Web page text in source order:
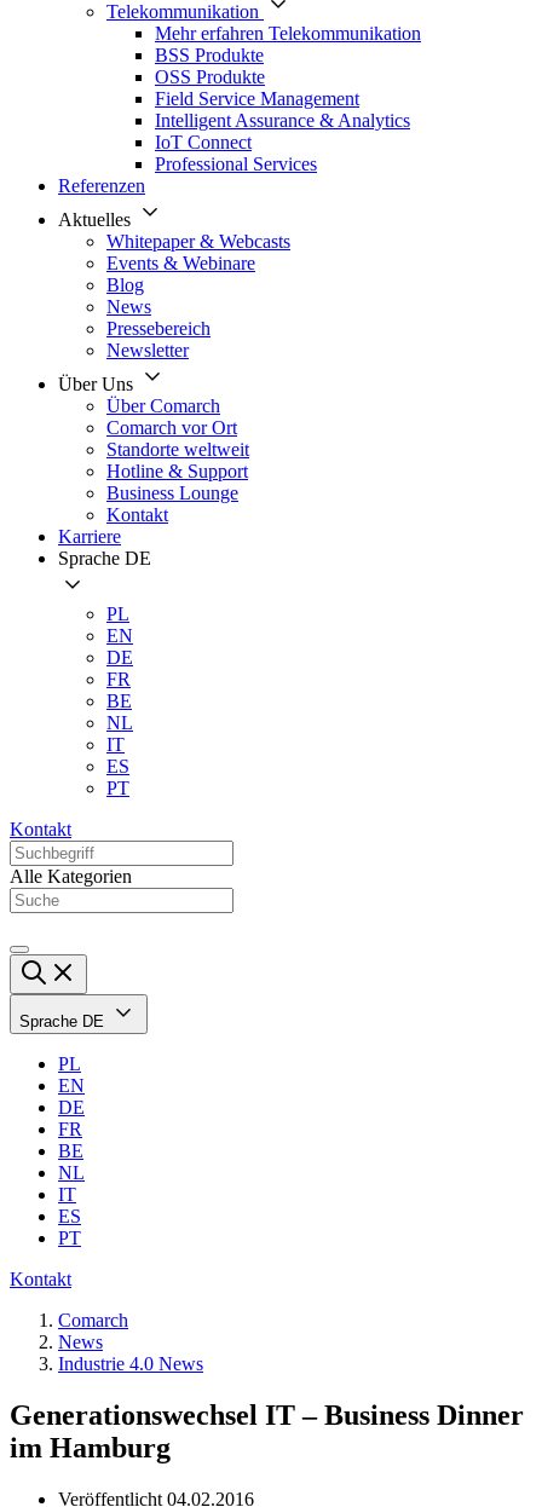
Telekommunikation
Mehr erfahren Telekommunikation
BSS Produkte
OSS Produkte
Field Service Management
Intelligent Assurance & Analytics
IoT Connect
Professional Services
Referenzen
Aktuelles
Whitepaper & Webcasts
Events & Webinare
Blog
News
Pressebereich
Newsletter
Über Uns
Über Comarch
Comarch vor Ort
Standorte weltweit
Hotline & Support
Business Lounge
Kontakt
Karriere
Sprache DE
PL
EN
DE
FR
BE
NL
IT
ES
PT
Kontakt
Alle Kategorien
Sprache DE
PL
EN
DE
FR
BE
NL
IT
ES
PT
Kontakt
Comarch
News
Industrie 4.0 News
Generationswechsel IT – Business Dinner
im Hamburg
Veröffentlicht 04.02.2016